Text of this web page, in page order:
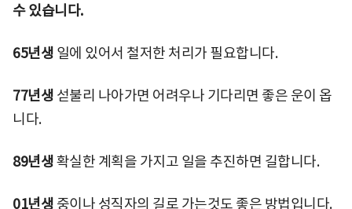
수 있습니다.
65년생 일에 있어서 철저한 처리가 필요합니다.
77년생 섣불리 나아가면 어려우나 기다리면 좋은 운이 옵
니다.
89년생확실한 계획을 가지고 일을 추진하면 길합니다.
01년생 중이나 성직자의 길로 가는것도 좋은 방법입니다.